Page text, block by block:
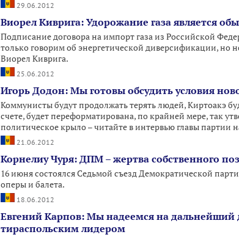
29.06.2012
Виорел Киврига: Удорожание газа является
Подписание договора на импорт газа из Российской
только говорим об энергетической диверсификации, но
Виорел Киврига.
25.06.2012
Игорь Додон: Мы готовы обсудить условия
Коммунисты будут продолжать терять людей, Киртоакэ
счете, будет переформатирована, по крайней мере, так
политическое крыло – читайте в интервью главы партии
21.06.2012
Корнелиу Чуря: ДПМ – жертва собственного
16 июня состоялся Седьмой съезд Демократической
оперы и балета.
18.06.2012
Евгений Карпов: Мы надеемся на
тираспольским лидером